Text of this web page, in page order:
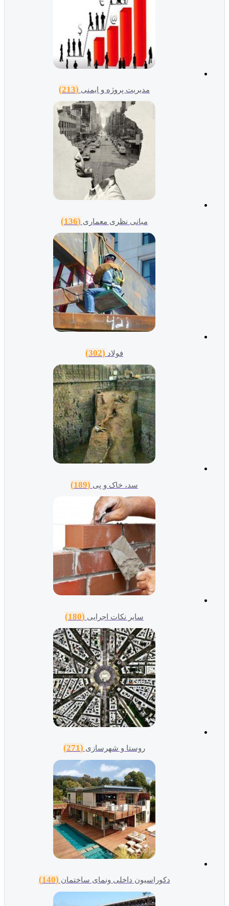
مدیریت پروژه و ایمنی (213)
مبانی نظری معماری (136)
فولاد (302)
سد، خاک و پی (189)
سایر نکات اجرایی (180)
روستا و شهرسازی (271)
دکوراسیون داخلی ونمای ساختمان (140)